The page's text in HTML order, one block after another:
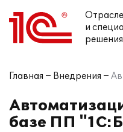
и
решения
Главная Внедрения
базе ПП